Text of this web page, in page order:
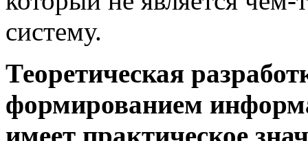
систему.
Теоретическая
формированием